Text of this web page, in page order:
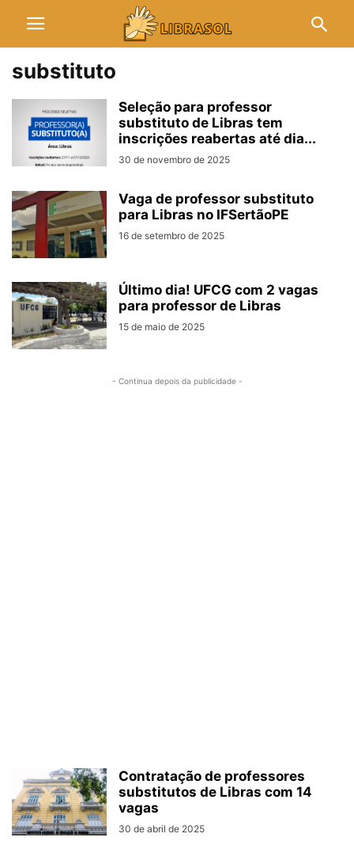
substituto
Seleção para professor
substituto de Libras tem
inscrições reabertas até dia...
30 de novembro de 2025
Vaga de professor substituto
para Libras no IFSertãoPE
16 de setembro de 2025
Último dia! UFCG com 2 vagas
para professor de Libras
15 de maio de 2025
- Continua depois da publicidade -
Contratação de professores
substitutos de Libras com 14
vagas
30 de abril de 2025